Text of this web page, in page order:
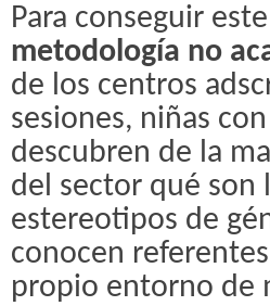
Para conseguir
metodología no
de los centros
sesiones, niñas
descubren de la
del sector qué son
estereotipos de
conocen
propio entorno de